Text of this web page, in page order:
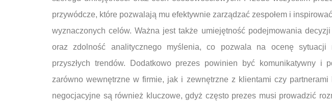
przywódcze, które pozwalają mu efektywnie zarządzać zespołem i
wyznaczonych celów. Ważna jest także umiejętność podejmowania
oraz zdolność analitycznego myślenia, co pozwala na ocenę sytuacji
przyszłych trendów. Dodatkowo prezes powinien być komunikatywny i
zarówno wewnętrzne w firmie, jak i zewnętrzne z klientami czy partnerami
negocjacyjne są również kluczowe, gdyż często prezes musi prowadzić